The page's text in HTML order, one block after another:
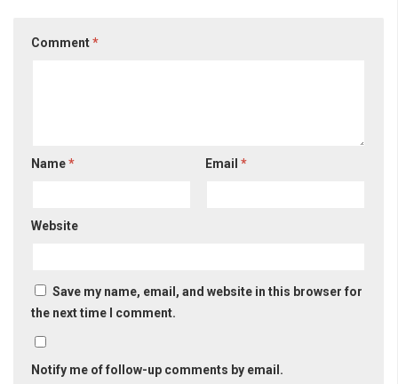
Comment*
Name* Email*
Website
Save my name, email, and website in this browser for
the next time I comment.
Notify me of follow-up comments by email.